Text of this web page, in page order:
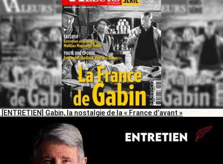
[ENTRETIEN] Gabin, la nostalgie de la « France d’avant »